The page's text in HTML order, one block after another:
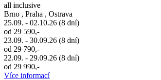
all inclusive
Brno , Praha , Ostrava
25.09. - 02.10.26 (8 dní)
od 29 590,-
23.09. - 30.09.26 (8 dní)
od 29 790,-
22.09. - 29.09.26 (8 dní)
od 29 990,-
Více informací